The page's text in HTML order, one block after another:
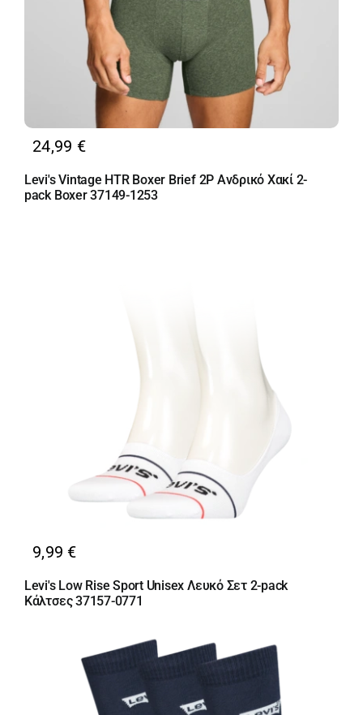
24,99 €
Levi's Vintage HTR Boxer Brief 2P Ανδρικό Χακί 2-
pack Boxer 37149-1253
9,99 €
Levi's Low Rise Sport Unisex Λευκό Σετ 2-pack
Κάλτσες 37157-0771